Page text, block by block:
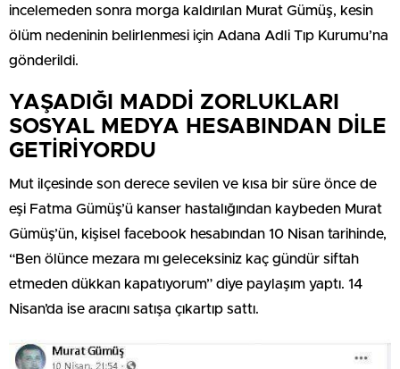
incelemeden sonra morga kaldırılan Murat Gümüş, kesin
ölüm nedeninin belirlenmesi için Adana Adli Tıp Kurumu’na
gönderildi.
YAŞADIĞI MADDİ ZORLUKLARI
SOSYAL MEDYA HESABINDAN DİLE
GETİRİYORDU
Mut ilçesinde son derece sevilen ve kısa bir süre önce de
eşi Fatma Gümüş’ü kanser hastalığından kaybeden Murat
Gümüş’ün, kişisel facebook hesabından 10 Nisan tarihinde,
“Ben ölünce mezara mı geleceksiniz kaç gündür siftah
etmeden dükkan kapatıyorum” diye paylaşım yaptı. 14
Nisan’da ise aracını satışa çıkartıp sattı.